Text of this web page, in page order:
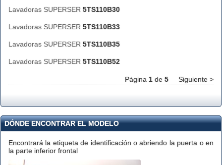
Lavadoras SUPERSER 5TS110B30
Lavadoras SUPERSER 5TS110B33
Lavadoras SUPERSER 5TS110B35
Lavadoras SUPERSER 5TS110B52
Página 1 de 5 Siguiente >
DÓNDE ENCONTRAR EL MODELO
Encontrará la etiqueta de identificación o abriendo la puerta o en
la parte inferior frontal